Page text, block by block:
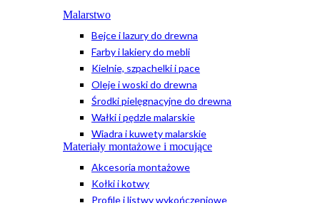
Malarstwo
Bejce i lazury do drewna
Farby i lakiery do mebli
Kielnie, szpachelki i pace
Oleje i woski do drewna
Środki pielęgnacyjne do drewna
Wałki i pędzle malarskie
Wiadra i kuwety malarskie
Materiały montażowe i mocujące
Akcesoria montażowe
Kołki i kotwy
Profile i listwy wykończeniowe